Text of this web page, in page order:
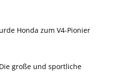
Honda zum V4-Pionier
große und sportliche